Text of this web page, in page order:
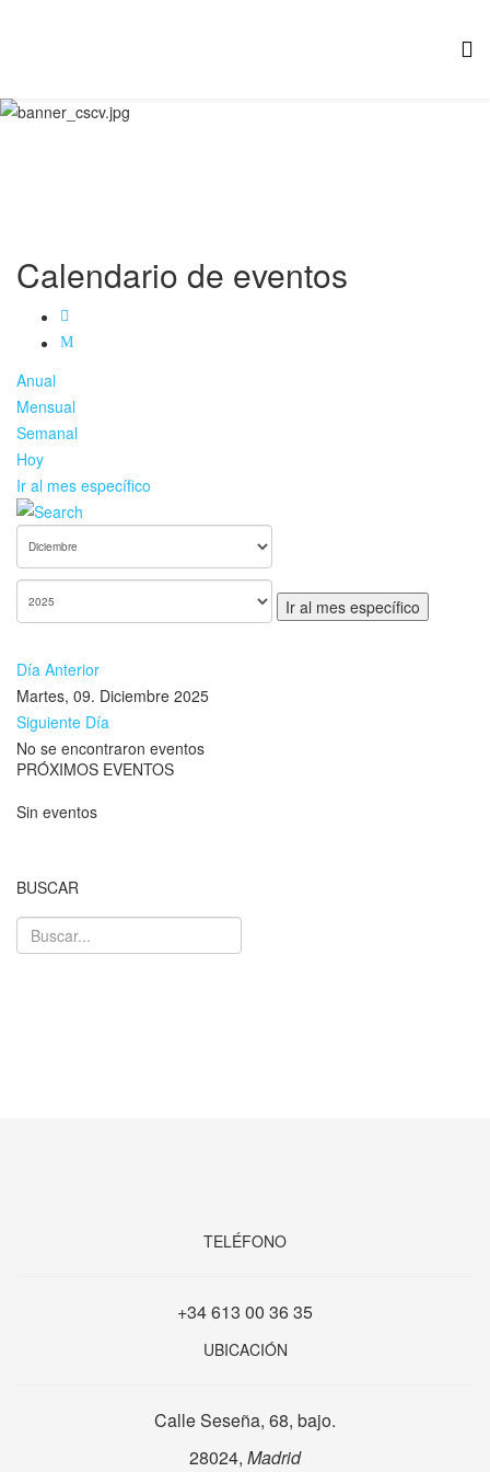
Calendario de eventos
Anual
Mensual
Semanal
Hoy
Ir al mes específico
Ir al mes específico
Día Anterior
Martes, 09. Diciembre 2025
Siguiente Día
No se encontraron eventos
PRÓXIMOS EVENTOS
Sin eventos
BUSCAR
TELÉFONO
+34 613 00 36 35
UBICACIÓN
Calle Seseña, 68, bajo.
28024, Madrid